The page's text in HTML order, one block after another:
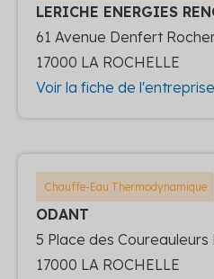
LERICHE ENERGIES
61 Avenue Denfert
17000 LA ROCHELLE
Voir la fiche de l'entreprise
Chauffe-Eau Thermodynamique
ODANT
5 Place des
17000 LA ROCHELLE